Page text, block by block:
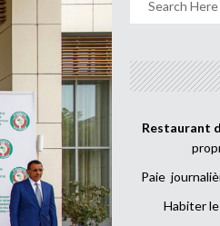
Restaurant
Paie
Habiter